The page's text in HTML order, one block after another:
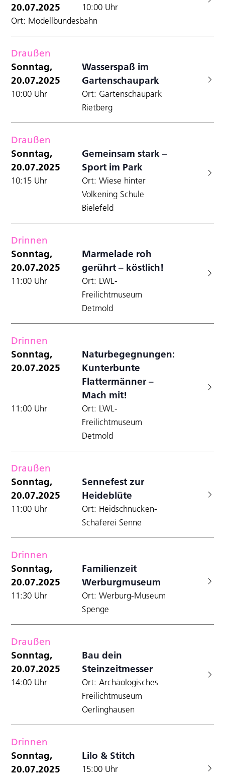
20.07.2025
10:00 Uhr
Ort: Modellbundesbahn
Draußen
Sonntag,
20.07.2025
Wasserspaß im
Gartenschaupark
10:00 Uhr
Ort: Gartenschaupark
Rietberg
Draußen
Sonntag,
20.07.2025
Gemeinsam stark –
Sport im Park
10:15 Uhr
Ort: Wiese hinter
Volkening Schule
Bielefeld
Drinnen
Sonntag,
20.07.2025
Marmelade roh
gerührt – köstlich!
11:00 Uhr
Ort: LWL-
Freilichtmuseum
Detmold
Drinnen
Sonntag,
20.07.2025
Naturbegegnungen:
Kunterbunte
Flattermänner –
Mach mit!
11:00 Uhr
Ort: LWL-
Freilichtmuseum
Detmold
Draußen
Sonntag,
20.07.2025
Sennefest zur
Heideblüte
11:00 Uhr
Ort: Heidschnucken-
Schäferei Senne
Drinnen
Sonntag,
20.07.2025
Familienzeit
Werburgmuseum
11:30 Uhr
Ort: Werburg-Museum
Spenge
Draußen
Sonntag,
20.07.2025
Bau dein
Steinzeitmesser
14:00 Uhr
Ort: Archäologisches
Freilichtmuseum
Oerlinghausen
Drinnen
Sonntag,
20.07.2025
Lilo & Stitch
15:00 Uhr